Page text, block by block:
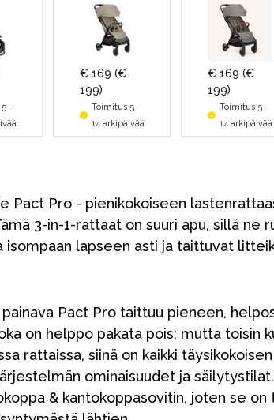
€ 169 (€
199)
Toimitus 5–
14 arkipäivää
€ 169 (€
199)
Toimitus 5–
14 arkipäivää
Pact Pro - pienikokoiseen
3-in-1-rattaat on suuri apu, sillä ne
isompaan lapseen asti ja taittuvat
painava Pact Pro taittuu pieneen,
on helppo pakata pois; mutta toisin
rattaissa, siinä on kaikki täysikokoisen
ominaisuudet ja säilytystilat.
& kantokoppasovitin, joten se on